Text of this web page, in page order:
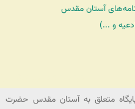
آستان مقدس
و ...)
متعلق به آستان مقدس حضرت